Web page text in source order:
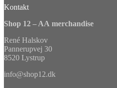
Kontakt
Shop 12 – AA merchandise
René Halskov
Pannerupvej 30
8520 Lystrup
info@shop12.dk